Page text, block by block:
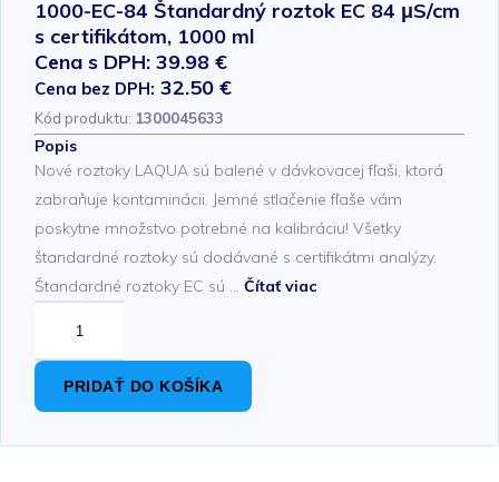
1000-EC-84 Štandardný roztok EC 84 μS/cm
s certifikátom, 1000 ml
Cena s DPH: 39.98 €
Cena bez DPH: 32.50 €
Kód produktu: 1300045633
Popis
Nové roztoky LAQUA sú balené v dávkovacej fľaši, ktorá
zabraňuje kontaminácii. Jemné stlačenie fľaše vám
poskytne množstvo potrebné na kalibráciu! Všetky
štandardné roztoky sú dodávané s certifikátmi analýzy.
Štandardné roztoky EC sú … Čítať viac
PRIDAŤ DO KOŠÍKA